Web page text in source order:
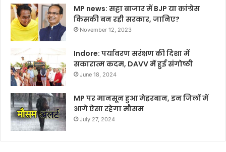
MP news: सट्टा बाजार में BJP या कांग्रेस
किसकी बन रही सरकार, जानिए?
November 12, 2023
Indore: पर्यावरण सरंक्षण की दिशा में
सकारात्म कदम, DAVV में हुई संगोष्ठी
June 18, 2024
MP पर मानसून हुआ मेहरबान, इन जिलों में
आगे ऐसा रहेगा मौसम
July 27, 2024